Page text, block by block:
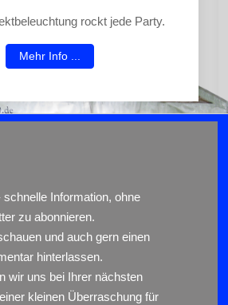
rockt jede Party.
Mehr Info ...
schnelle Information, ohne
zu abonnieren.
und auch gern einen
hinterlassen.
wir uns bei Ihrer nächsten
kleinen Überraschung für